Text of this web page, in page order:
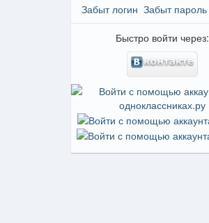
Забыт логин Забыт пароль
Быстро войти через: